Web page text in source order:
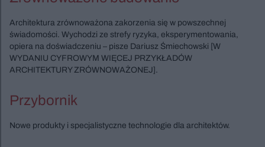
Architektura zrównoważona zakorzenia się w powszechnej
świadomości. Wychodzi ze strefy ryzyka, eksperymentowania,
opiera na doświadczeniu – pisze Dariusz Śmiechowski [W
WYDANIU CYFROWYM WIĘCEJ PRZYKŁADÓW
ARCHITEKTURY ZRÓWNOWAŻONEJ].
Przybornik
Nowe produkty i specjalistyczne technologie dla architektów.